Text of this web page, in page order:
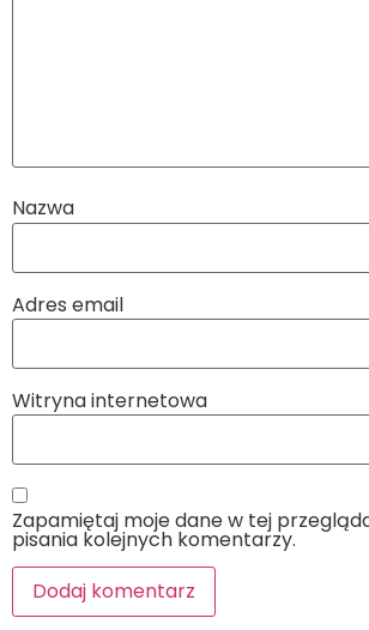
Nazwa
Adres email
Witryna internetowa
Zapamiętaj moje dane w tej
pisania kolejnych komentarzy.